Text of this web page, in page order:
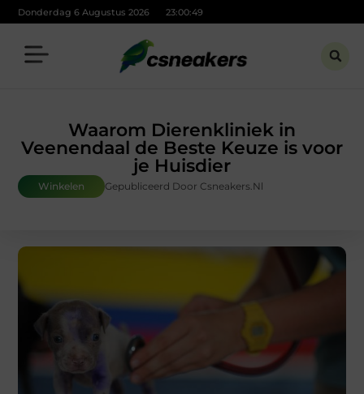
Donderdag 6 Augustus 2026 23:00:51
Waarom Dierenkliniek in
Veenendaal de Beste Keuze is voor
je Huisdier
Winkelen Gepubliceerd Door Csneakers.nl